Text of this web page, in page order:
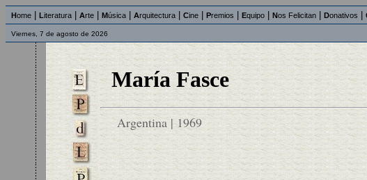
Home Literatura Arte Música Arquitectura Cine Premios Equipo Nos Felicitan Donativos
Viernes, 7 de agosto de 2026
María Fasce
Argentina | 1969